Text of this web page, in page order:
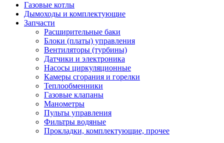
Газовые котлы
Дымоходы и комплектующие
Запчасти
Расширительные баки
Блоки (платы) управления
Вентиляторы (турбины)
Датчики и электроника
Насосы циркуляционные
Камеры сгорания и горелки
Теплообменники
Газовые клапаны
Манометры
Пульты управления
Фильтры водяные
Прокладки, комплектующие, прочее